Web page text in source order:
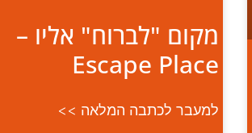
מקום "לברוח" אליו –
Escape Place
למעבר לכתבה המלאה >>